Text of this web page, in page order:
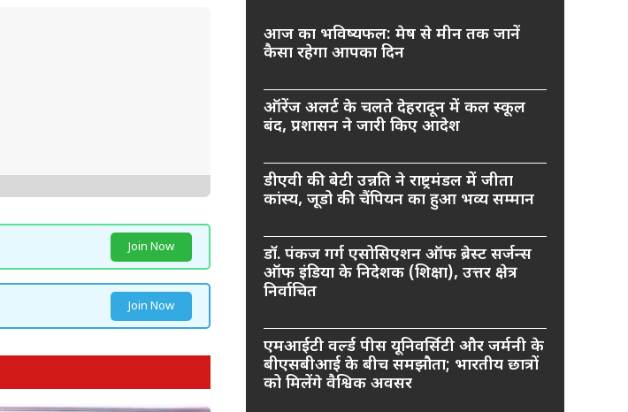
Join Now
Join Now
आज का भविष्यफल: मेष से मीन तक जानें
कैसा रहेगा आपका दिन
ऑरेंज अलर्ट के चलते देहरादून में कल स्कूल
बंद, प्रशासन ने जारी किए आदेश
डीएवी की बेटी उन्नति ने राष्ट्रमंडल में जीता
कांस्य, जूडो की चैंपियन का हुआ भव्य सम्मान
डॉ. पंकज गर्ग एसोसिएशन ऑफ ब्रेस्ट सर्जन्स
ऑफ इंडिया के निदेशक (शिक्षा), उत्तर क्षेत्र
निर्वाचित
एमआईटी वर्ल्ड पीस यूनिवर्सिटी और जर्मनी के
बीएसबीआई के बीच समझौता; भारतीय छात्रों
को मिलेंगे वैश्विक अवसर